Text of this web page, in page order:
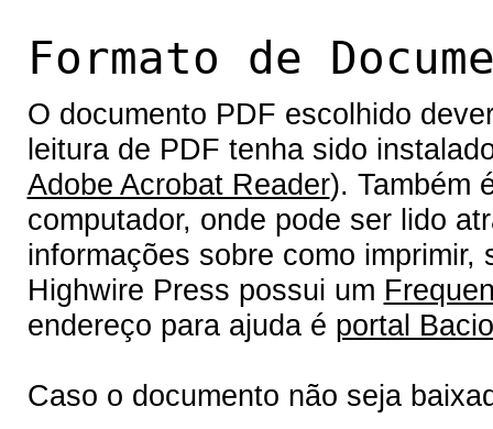
Formato de
O documento PDF escolhido
leitura de PDF tenha sido
Adobe Acrobat Reader). Também
computador, onde pode ser lido
informações sobre como
Highwire Press possui um
endereço para ajuda é portal
Caso o documento não seja